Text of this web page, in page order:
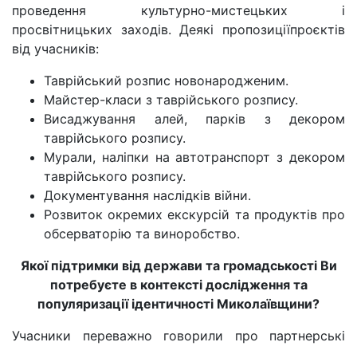
проведення культурно-мистецьких і
просвітницьких заходів. Деякі пропозиціїпроєктів
від учасників:
Таврійський розпис новонародженим.
Майстер-класи з таврійського розпису.
Висаджування алей, парків з декором
таврійського розпису.
Мурали, наліпки на автотранспорт з декором
таврійського розпису.
Документування наслідків війни.
Розвиток окремих екскурсій та продуктів про
обсерваторію та виноробство.
Якої підтримки від держави та громадськості Ви
потребуєте в контексті дослідження та
популяризації ідентичності Миколаївщини?
Учасники переважно говорили про партнерські